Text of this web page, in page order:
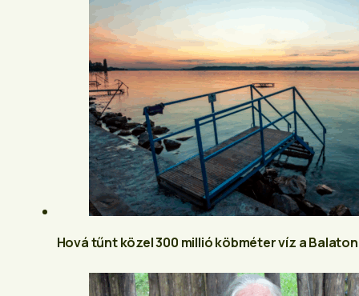
Hová tűnt közel 300 millió köbméter víz a